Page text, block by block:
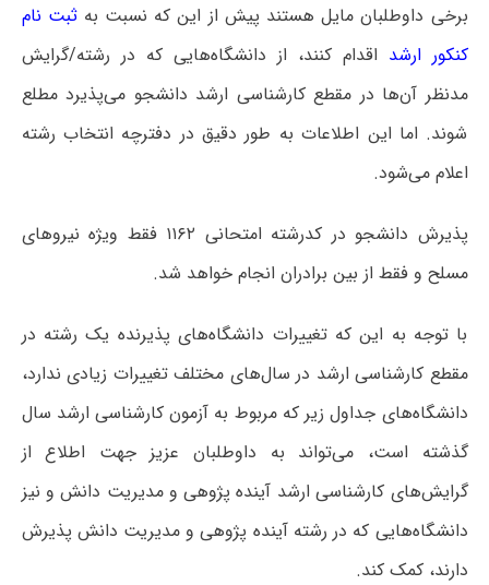
برخی داوطلبان مایل هستند پیش از این که نسبت به ثبت نام
کنکور ارشد اقدام کنند، از دانشگاه‌هایی که در رشته/گرایش
مدنظر آن‌ها در مقطع کارشناسی ارشد دانشجو می‌پذیرد مطلع
شوند. اما این اطلاعات به طور دقیق در دفترچه انتخاب رشته
اعلام می‌شود.
پذیرش دانشجو در کدرشته امتحانی ۱۱۶۲ فقط ویژه نیروهای
مسلح و فقط از بین برادران انجام خواهد شد.
با توجه به این که تغییرات دانشگاه‌های پذیرنده یک رشته در
مقطع کارشناسی ارشد در سال‌های مختلف تغییرات زیادی ندارد،
دانشگاه‌های جداول زیر که مربوط به آزمون کارشناسی ارشد سال
گذشته است، می‌تواند به داوطلبان عزیز جهت اطلاع از
گرایش‌های کارشناسی ارشد آینده پژوهی و مدیریت دانش و نیز
دانشگاه‌هایی که در رشته آینده پژوهی و مدیریت دانش پذیرش
دارند، کمک کند.